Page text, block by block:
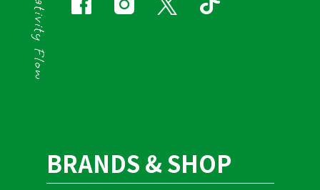
BRANDS & SHOP